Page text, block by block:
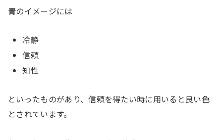
青のイメージには
冷静
信頼
知性
といったものがあり、信頼を得たい時に用いると良い色
とされています。